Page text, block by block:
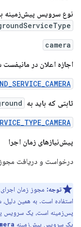
نوع سرویس پیش‌زمینه
camera
اجازه اعلان در مانیفست
ثابتی که باید به
پیش‌نیازهای زمان اجرا
درخواست و دریافت مجوز
توجه: مجوز زمان اجرای
استفاده است. به همین دلیل،
پس‌زمینه است، یک سرویس
یک سرویس پیش‌زمینه